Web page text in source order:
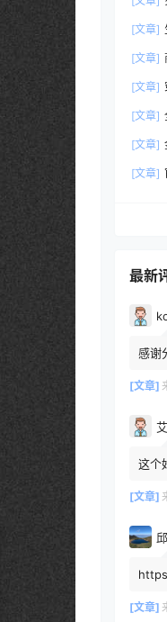
[文章]
[文章]
[文章]
[文章]
[文章]
[文章]
最新
感谢
[文章]
这个
[文章]
[文章]